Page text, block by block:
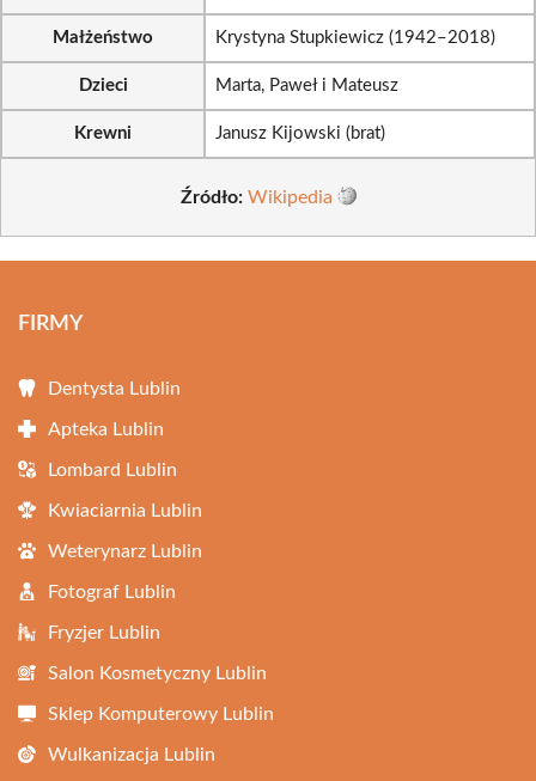
Małżeństwo Krystyna Stupkiewicz (1942–2018)
Dzieci Marta, Paweł i Mateusz
Krewni Janusz Kijowski (brat)
Źródło: Wikipedia
FIRMY
Dentysta Lublin
Apteka Lublin
Lombard Lublin
Kwiaciarnia Lublin
Weterynarz Lublin
Fotograf Lublin
Fryzjer Lublin
Salon Kosmetyczny Lublin
Sklep Komputerowy Lublin
Wulkanizacja Lublin